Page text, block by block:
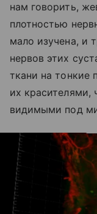
нам говорить,
плотностью
мало изучена, и
нервов этих
ткани на тонкие
их красителями,
видимыми под